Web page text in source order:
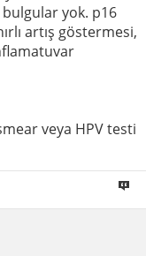
yok. p16
artış göstermesi,
veya HPV testi